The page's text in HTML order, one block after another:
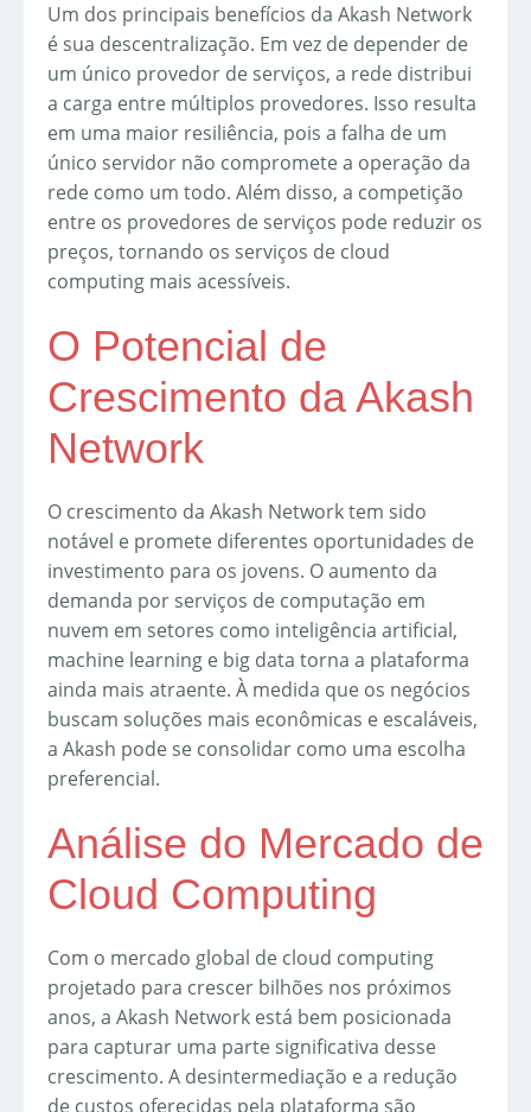
Um dos principais benefícios da Akash Network
é sua descentralização. Em vez de depender de
um único provedor de serviços, a rede distribui
a carga entre múltiplos provedores. Isso resulta
em uma maior resiliência, pois a falha de um
único servidor não compromete a operação da
rede como um todo. Além disso, a competição
entre os provedores de serviços pode reduzir os
preços, tornando os serviços de cloud
computing mais acessíveis.
O Potencial de
Crescimento da Akash
Network
O crescimento da Akash Network tem sido
notável e promete diferentes oportunidades de
investimento para os jovens. O aumento da
demanda por serviços de computação em
nuvem em setores como inteligência artificial,
machine learning e big data torna a plataforma
ainda mais atraente. À medida que os negócios
buscam soluções mais econômicas e escaláveis,
a Akash pode se consolidar como uma escolha
preferencial.
Análise do Mercado de
Cloud Computing
Com o mercado global de cloud computing
projetado para crescer bilhões nos próximos
anos, a Akash Network está bem posicionada
para capturar uma parte significativa desse
crescimento. A desintermediação e a redução
de custos oferecidas pela plataforma são